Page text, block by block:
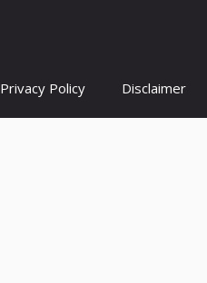
Privacy Policy Disclaimer